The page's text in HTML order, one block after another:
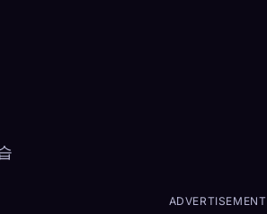
ADVERTISEMENT